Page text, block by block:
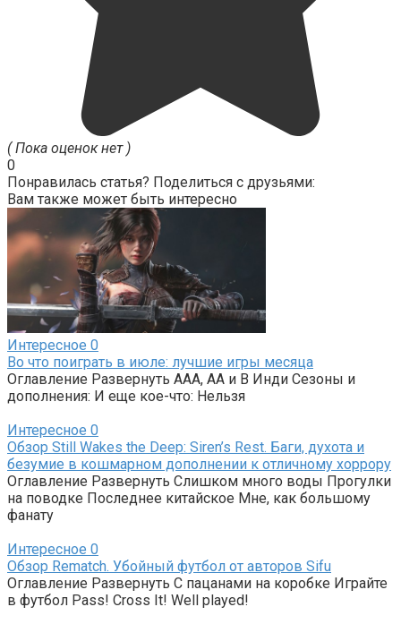
( Пока оценок нет )
0
Понравилась статья? Поделиться с друзьями:
Вам также может быть интересно
Интересное 0
Во что поиграть в июле: лучшие игры месяца
Оглавление Развернуть AAA, AA и B Инди Сезоны и
дополнения: И еще кое-что: Нельзя
Интересное 0
Обзор Still Wakes the Deep: Siren’s Rest. Баги, духота и
безумие в кошмарном дополнении к отличному хоррору
Оглавление Развернуть Слишком много воды Прогулки
на поводке Последнее китайское Мне, как большому
фанату
Интересное 0
Обзор Rematch. Убойный футбол от авторов Sifu
Оглавление Развернуть С пацанами на коробке Играйте
в футбол Pass! Cross It! Well played!